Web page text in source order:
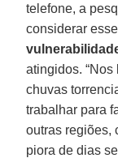
telefone, a
considerar
atingidos.
chuvas
trabalhar para
outras regiões,
piora de dias